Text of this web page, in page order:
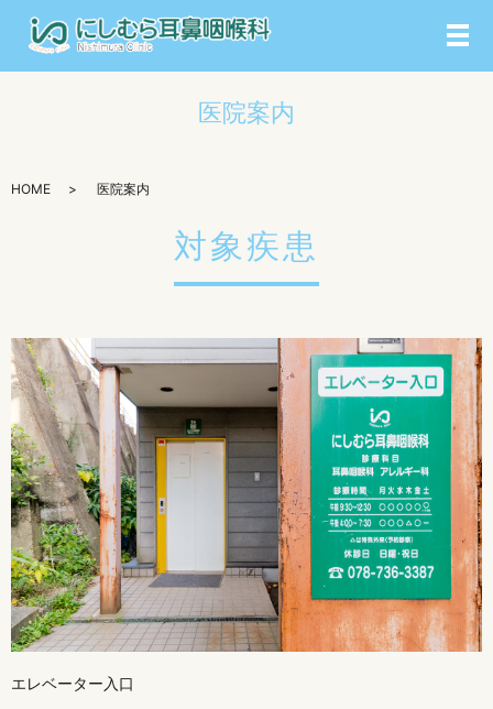
メ
医院案内
HOME 医院案内
対象疾患
エレベーター入口